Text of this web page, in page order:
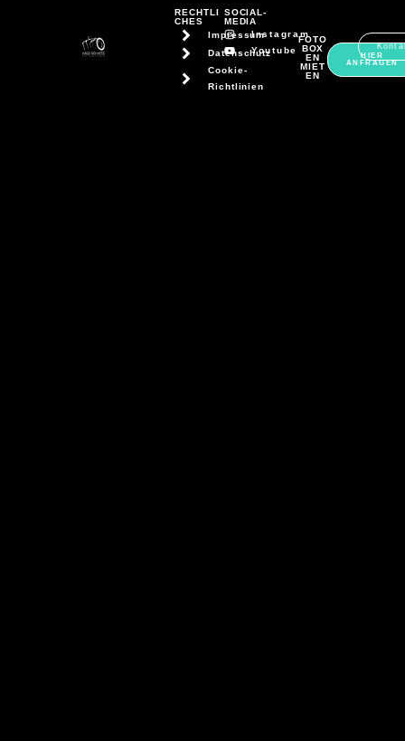
RECHTLI
CHES
Impressum
Datenschutz
Cookie-
Richtlinien
SOCIAL-
MEDIA
Instagram
Youtube
FOTO
BOX
EN
MIET
EN
HIER
ANFRAGEN